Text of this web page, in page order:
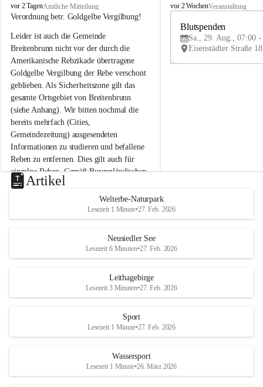
B
r
i
t
e
n
b
r
u
n
n
a
m
N
e
u
s
d
S
vor 2 TagenAmtliche Mitteilung
Verordnung betr. Goldgelbe Vergilbung!
Leider ist auch die Gemeinde
Breitenbrunn nicht vor der durch die
Amerikanische Rebzikade übertragene
Goldgelbe Vergilbung der Rebe verschont
geblieben. Als Sicherheitszone gilt das
gesamte Ortsgebiet von Breitenbrunn
(siehe Anhang). Wir bitten nochmal die
bereits mehrfach (Cities,
Gemeindezeitung) ausgesendeten
Informationen zu studieren und befallene
Reben zu entfernen. Dies gilt auch für
einzelne Reben. Gemäß Burgenländischen
Weinbaugesetz sind nicht gepflegte oder
unzulässige Weingärten zu roden! Bitte
helfen wir zusammen um unsere Winzer
vor den prognostizierten Ernteausfällen
und den daraus folgenden wirtschaftlichen
Maßnahmen zur Bekämpfung
Rebe und der Amerikanischen
Anhang VBl. EU Nr. 18
1 Seite•1,4 MB
B
e
u
e
d
r
S
vor 2 WochenVeranstaltung
Blutspenden
Sa., 29. Aug., 07:00 -
Artikel
Welterbe-Naturpark
Lesezeit 1 Minute•27. Feb. 2026
Neusiedler See
Lesezeit 6 Minuten•27. Feb. 2026
Leithagebirge
Lesezeit 3 Minuten•27. Feb. 2026
Sport
Lesezeit 1 Minute•27. Feb. 2026
Wassersport
Lesezeit 1 Minute•26. März 2026